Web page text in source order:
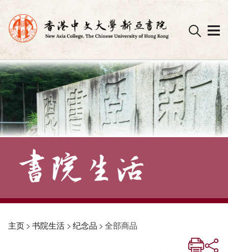
Skip
to
content
主页> 书院生活 > 纪念品 > 全部商品